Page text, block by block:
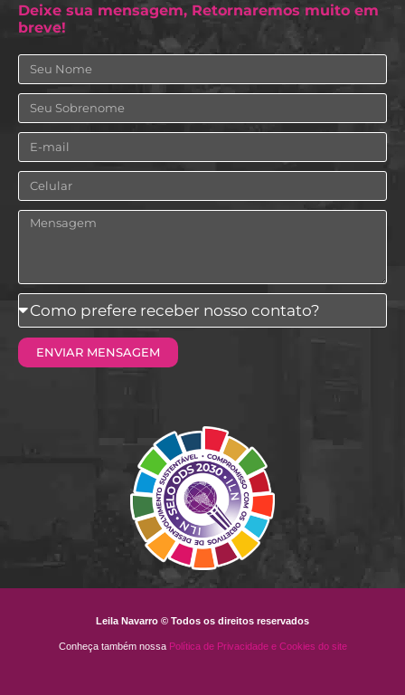
Deixe sua mensagem, Retornaremos muito em
breve!
Nome
Sobrenome
Email
Celular
Mensagem
Como
prefere
receber
ENVIAR MENSAGEM
Leila Navarro © Todos os direitos reservados
Conheça também nossaPolítica de Privacidade e Cookies do site